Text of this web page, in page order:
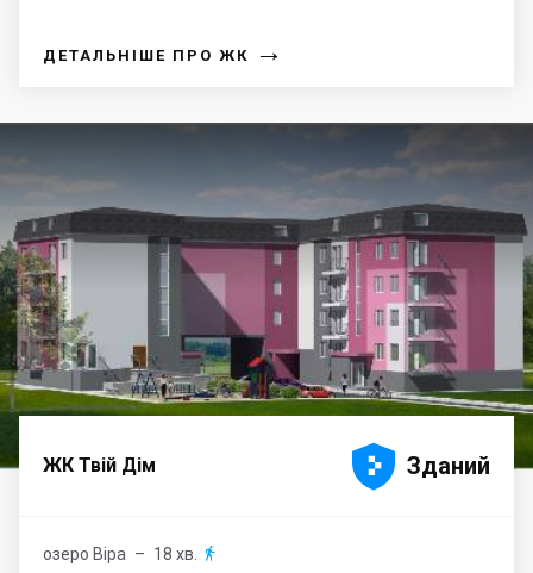
ДЕТАЛЬНІШЕ ПРО ЖК →
ЖК Твій Дім 



 Зданий
озеро Віра – 18 хв. 